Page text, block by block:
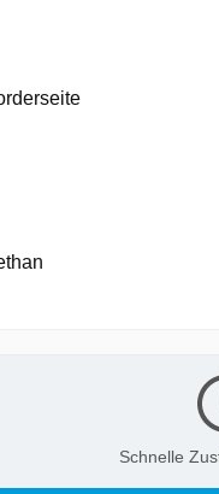
Schnelle